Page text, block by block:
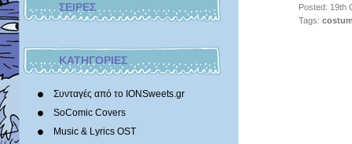
ΣΕΙΡΕΣ
ΚΑΤΗΓΟΡΙΕΣ
Συνταγές από το IONSweets.gr
SoComic Covers
Music & Lyrics OST
Posted: 19th
Tags: